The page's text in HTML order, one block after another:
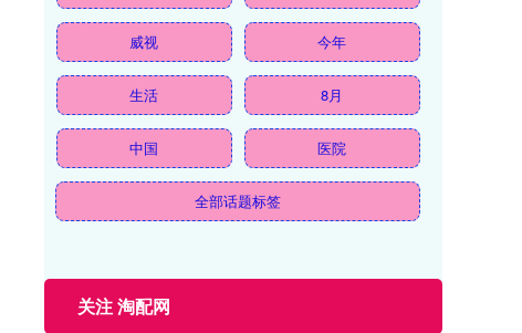
威视 今年
生活 8月
中国 医院
全部话题标签
关注 淘配网